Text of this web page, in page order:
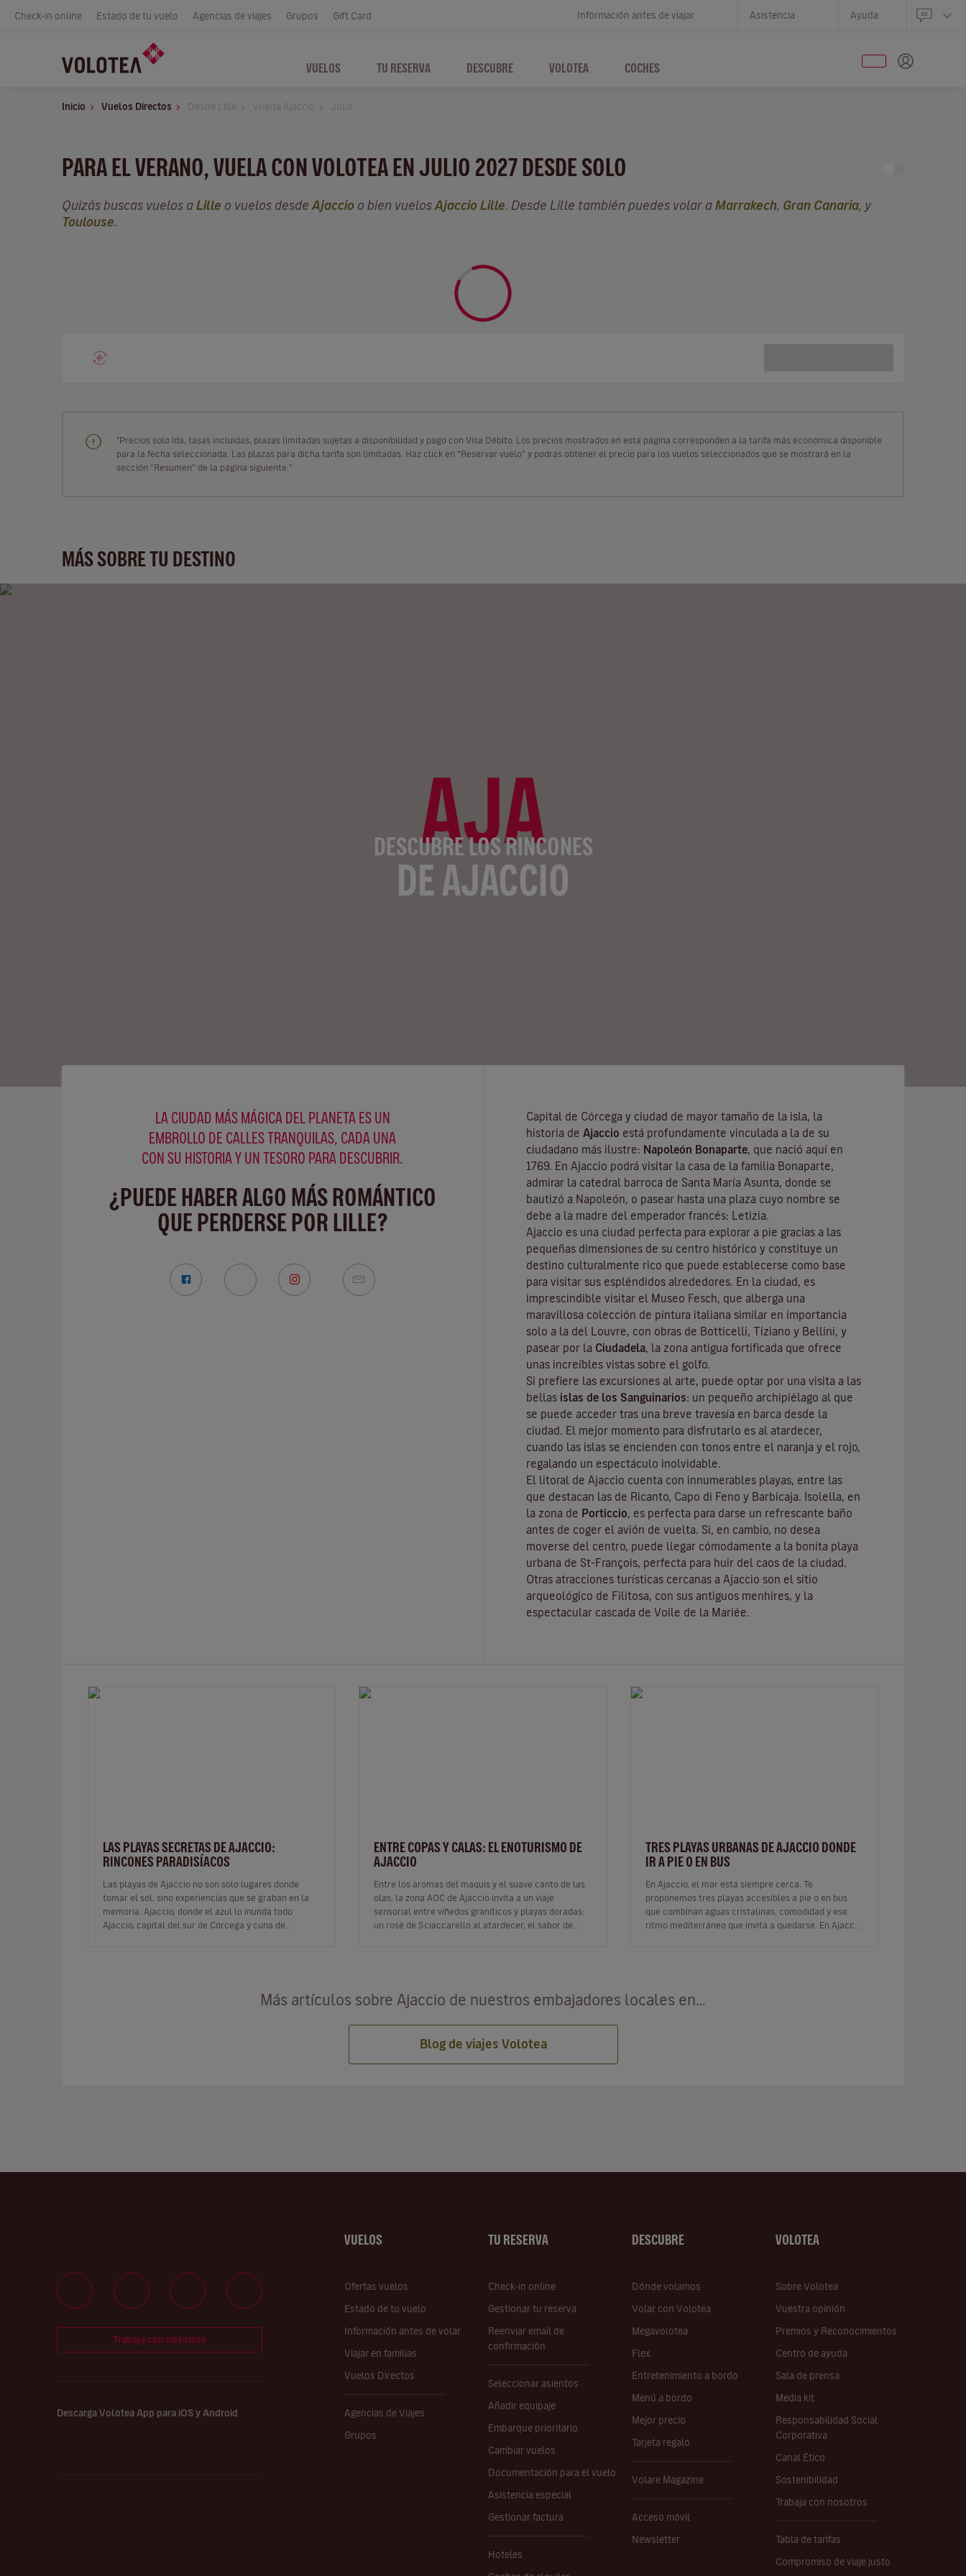
Check-in online Estado de tu vuelo Agencias de viajes Grupos Gift Card Información antes de viajar Asistencia Ayuda
VUELOS TU RESERVA DESCUBRE VOLOTEA COCHES
Inicio Vuelos Directos Desde Lille Vuelta Ajaccio Julio
PARA EL VERANO, VUELA CON VOLOTEA EN JULIO 2027 DESDE SOLO
Quizás buscas vuelos a Lille o vuelos desde Ajaccio o bien vuelos Ajaccio Lille . Desde Lille también puedes volar a Marrakech Gran Canaria , y
Toulouse
"Precios solo ida, tasas incluidas, plazas limitadas sujetas a disponibilidad y pago con Visa Débito. Los precios mostrados en esta página corresponden a la tarifa más económica disponible
para la fecha seleccionada. Las plazas para dicha tarifa son limitadas. Haz click en “Reservar vuelo” y podrás obtener el precio para los vuelos seleccionados que se mostrará en la
sección “Resumen” de la página siguiente."
MÁS SOBRE TU DESTINO
AJA
DESCUBRE LOS RINCONES
DE AJACCIO
LA CIUDAD MÁS MÁGICA DEL PLANETA ES UN
EMBROLLO DE CALLES TRANQUILAS, CADA UNA
CON SU HISTORIA Y UN TESORO PARA DESCUBRIR.
¿PUEDE HABER ALGO MÁS ROMÁNTICO
QUE PERDERSE POR LILLE?
Capital de Córcega y ciudad de mayor tamaño de la isla, la
historia de Ajaccio está profundamente vinculada a la de su
ciudadano más ilustre: Napoleón Bonaparte , que nació aquí en
1769. En Ajaccio podrá visitar la casa de la familia Bonaparte,
admirar la catedral barroca de Santa María Asunta, donde se
bautizó a Napoleón, o pasear hasta una plaza cuyo nombre se
debe a la madre del emperador francés: Letizia.
Ajaccio es una ciudad perfecta para explorar a pie gracias a las
pequeñas dimensiones de su centro histórico y constituye un
destino culturalmente rico que puede establecerse como base
para visitar sus espléndidos alrededores. En la ciudad, es
imprescindible visitar el
Museo Fesch , que alberga una
maravillosa colección de pintura italiana similar en importancia
solo a la del Louvre, con obras de Botticelli, Tiziano y Bellini, y
pasear por la Ciudadela , la zona antigua fortificada que ofrece
unas increíbles vistas sobre el golfo.
Si prefiere las excursiones al arte, puede optar por una visita a las
bellas islas de los Sanguinarios: un pequeño archipiélago al que
se puede acceder tras una breve travesía en barca desde la
ciudad. El mejor momento para disfrutarlo es al atardecer,
cuando las islas se encienden con tonos entre el naranja y el rojo,
regalando un espectáculo inolvidable.
El litoral de Ajaccio cuenta con innumerables playas, entre las
que destacan las de Ricanto, Capo di Feno y Barbicaja
Isolella , en
la zona de Porticcio , es perfecta para darse un refrescante baño
antes de coger el avión de vuelta. Si, en cambio, no desea
moverse del centro, puede llegar cómodamente a la bonita playa
urbana de St-François, perfecta para huir del caos de la ciudad.
Otras atracciones turísticas cercanas a Ajaccio son el sitio
arqueológico de Filitosa , con sus antiguos menhires, y la
espectacular cascada de Voile de la Mariée.
LAS PLAYAS SECRETAS DE AJACCIO:
RINCONES PARADISÍACOS
Las playas de Ajaccio no son solo lugares donde
tomar el sol, sino experiencias que se graban en la
memoria. Ajaccio, donde el azul lo inunda todo
Ajaccio, capital del sur de Córcega y cuna de
ENTRE COPAS Y CALAS: EL ENOTURISMO DE
AJACCIO
Entre los aromas del maquis y el suave canto de las
olas, la zona AOC de Ajaccio invita a un viaje
sensorial entre viñedos graníticos y playas doradas:
un rosé de Sciaccarello al atardecer, el sabor de
TRES PLAYAS URBANAS DE AJACCIO DONDE
IR A PIE O EN BUS
En Ajaccio, el mar está siempre cerca. Te
proponemos tres playas accesibles a pie o en bus
que combinan aguas cristalinas, comodidad y ese
ritmo mediterráneo que invita a quedarse. En Ajaccio,
Más artículos sobre Ajaccio de nuestros embajadores locales en…
Blog de viajes Volotea
VUELOS
Ofertas vuelos
Estado de tu vuelo
Información antes de volar
Viajar en familias
Vuelos Directos
Agencias de Viajes
Grupos
TU RESERVA
Check-in online
Gestionar tu reserva
Reenviar email de
confirmación
Seleccionar asientos
Añadir equipaje
Embarque prioritario
Cambiar vuelos
Documentación para el vuelo
Asistencia especial
Gestionar factura
Hoteles
DESCUBRE
Dónde volamos
Volar con Volotea
Megavolotea
Flex
Entretenimiento a bordo
Menú a bordo
Mejor precio
Tarjeta regalo
Volare Magazine
Acceso móvil
Newsletter
VOLOTEA
Sobre Volotea
Vuestra opinión
Premios y Reconocimientos
Centro de ayuda
Sala de prensa
Media kit
Responsabilidad Social
Corporativa
Canal Ético
Sostenibilidad
Trabaja con nosotros
Tabla de tarifas
Compromiso de viaje justo
Trabaja con nosotros
Descarga Volotea App para iOS y Android